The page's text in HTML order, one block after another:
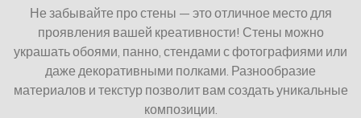
Не забывайте про стены — это отличное место для
проявления вашей креативности! Стены можно
украшать обоями, панно, стендами с фотографиями или
даже декоративными полками. Разнообразие
материалов и текстур позволит вам создать уникальные
композиции.